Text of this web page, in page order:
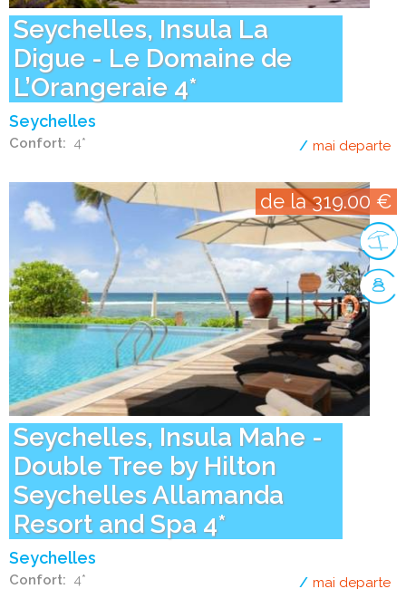
Seychelles, Insula La
Digue - Le Domaine de
L’Orangeraie 4*
Seychelles
Confort 4* mai departe
Seychelles, Insula Mahe -
Double Tree by Hilton
Seychelles Allamanda
Resort and Spa 4*
Seychelles
Confort 4*
de la 319.00 €
mai departe